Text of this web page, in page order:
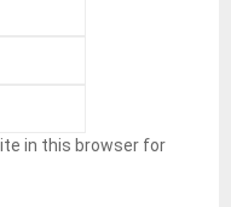
in this browser for